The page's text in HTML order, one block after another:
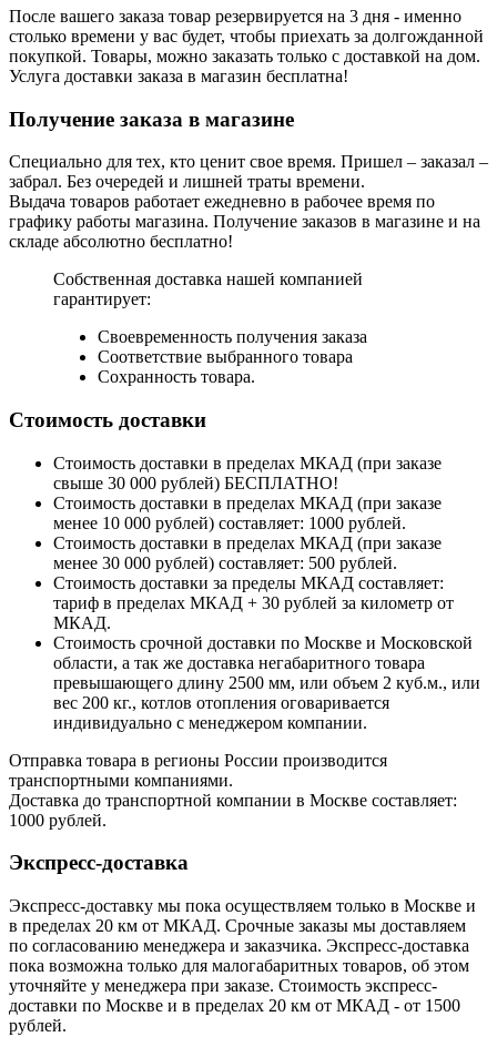
После вашего заказа товар резервируется на 3 дня - именно
столько времени у вас будет, чтобы приехать за долгожданной
покупкой. Товары, можно заказать только с доставкой на дом.
Услуга доставки заказа в магазин бесплатна!
Получение заказа в магазине
Специально для тех, кто ценит свое время. Пришел – заказал –
забрал. Без очередей и лишней траты времени.
Выдача товаров работает ежедневно в рабочее время по
графику работы магазина. Получение заказов в магазине и на
складе абсолютно бесплатно!
Собственная доставка нашей компанией
гарантирует:
Своевременность получения заказа
Соответствие выбранного товара
Сохранность товара.
Стоимость доставки
Стоимость доставки в пределах МКАД (при заказе
свыше 30 000 рублей) БЕСПЛАТНО!
Стоимость доставки в пределах МКАД (при заказе
менее 10 000 рублей) составляет: 1000 рублей.
Стоимость доставки в пределах МКАД (при заказе
менее 30 000 рублей) составляет: 500 рублей.
Стоимость доставки за пределы МКАД составляет:
тариф в пределах МКАД + 30 рублей за километр от
МКАД.
Стоимость срочной доставки по Москве и Московской
области, а так же доставка негабаритного товара
превышающего длину 2500 мм, или объем 2 куб.м., или
вес 200 кг., котлов отопления оговаривается
индивидуально с менеджером компании.
Отправка товара в регионы России производится
транспортными компаниями.
Доставка до транспортной компании в Москве составляет:
1000 рублей.
Экспресс-доставка
Экспресс-доставку мы пока осуществляем только в Москве и
в пределах 20 км от МКАД. Срочные заказы мы доставляем
по согласованию менеджера и заказчика. Экспресс-доставка
пока возможна только для малогабаритных товаров, об этом
уточняйте у менеджера при заказе. Стоимость экспресс-
доставки по Москве и в пределах 20 км от МКАД - от 1500
рублей.